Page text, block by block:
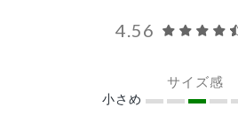
4.56
サイズ感
小さめ